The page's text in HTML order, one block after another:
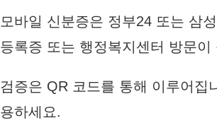
모바일 신분증은 정부24 또는 삼
등록증 또는 행정복지센터 방문이
검증은 QR 코드를 통해 이루어집
용하세요.